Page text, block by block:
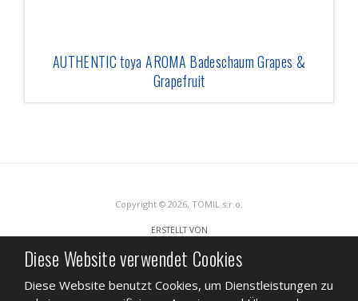
AUTHENTIC toya AROMA Badeschaum Grapes &
Grapefruit
Copyright © 2026, TOMIL s.r.o.
ERSTELLT VON
Diese Website ist durch reCAPTCHA geschützt und es gelten die
Diese Website verwendet Cookies
Diese Website benutzt Cookies, um Dienstleistungen zu